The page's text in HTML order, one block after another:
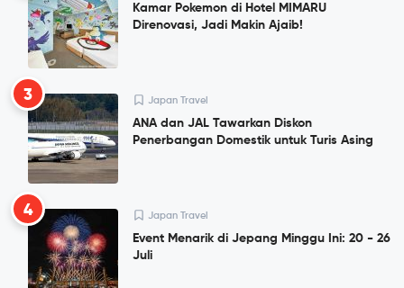
Kamar Pokemon di Hotel MIMARU
Direnovasi, Jadi Makin Ajaib!
3 Japan Travel
ANA dan JAL Tawarkan Diskon
Penerbangan Domestik untuk Turis Asing
4 Japan Travel
Event Menarik di Jepang Minggu Ini: 20 - 26
Juli